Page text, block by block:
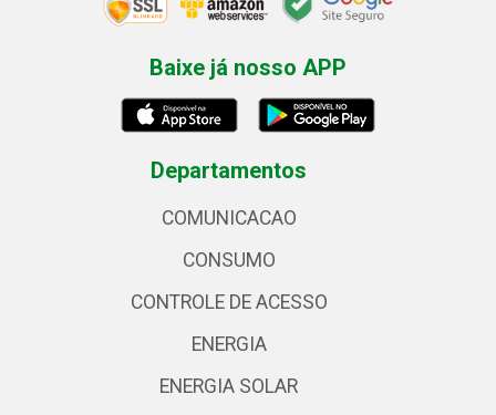
Baixe já nosso APP
Departamentos
COMUNICACAO
CONSUMO
CONTROLE DE ACESSO
ENERGIA
ENERGIA SOLAR